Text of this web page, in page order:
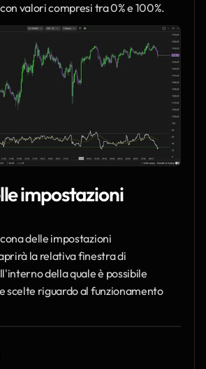
valori compresi tra 0% e 100%.
impostazioni
delle impostazioni
la relativa finestra di
della quale è possibile
scelte riguardo al funzionamento